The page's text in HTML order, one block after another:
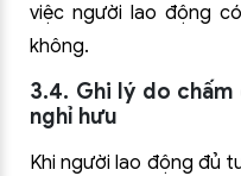
việc người lao động
không.
3.4. Ghi lý do
nghỉ hưu
Khi người lao động đủ